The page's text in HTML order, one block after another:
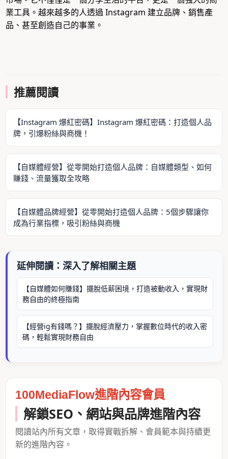
業工具。越來越多的人透過 Instagram 建立品牌、銷售產
品、甚至創造自己的事業。
推薦閱讀
【Instagram 爆紅密碼】Instagram 爆紅密碼：打造個人品
牌，引爆粉絲與商機！
【自媒體經營】從零開始打造個人品牌：自媒體類型、如何
賺錢、流量獲取全攻略
【自媒體品牌經營】從零開始打造個人品牌：5個步驟讓你
成為行業指標，吸引粉絲與商機
延伸閱讀：深入了解相關主題
【自媒體如何賺錢】擺脫低薪困境，打造被動收入，實現財
務自由的終極指南
【經營ig有錢嗎？】擺脫經濟壓力，掌握數位時代的收入密
碼，輕鬆實現財務自由
100MediaFlow進階內容會員
解鎖SEO、網站與品牌進階內容
閱讀站內所有文章，取得實戰拆解、會員範本與持續更
新的進階內容。